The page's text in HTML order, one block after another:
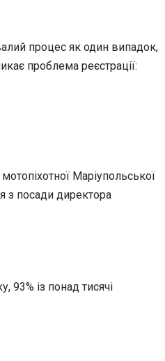
процес як один випадок,
проблема реєстрації:
Маріупольської
з посади директора
93% із понад тисячі